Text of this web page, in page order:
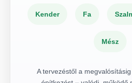
Kender Fa
Mész
A tervezéstől a